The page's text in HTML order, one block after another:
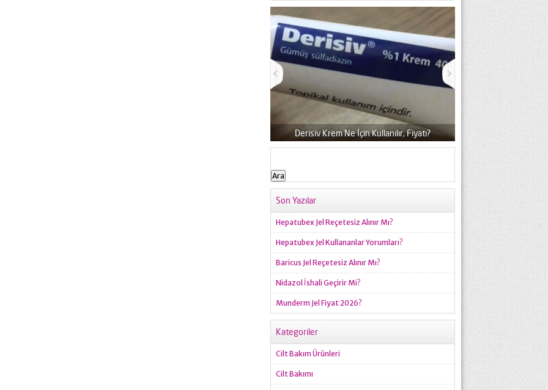
Derisiv Krem Ne İçin Kullanılır, Fiyatı? Hamazinc Krem Neye Yarar, Fiyatı Nedir?
Arama:
Son Yazılar
Hepatubex Jel Reçetesiz Alınır Mı?
Hepatubex Jel Kullananlar Yorumları?
Baricus Jel Reçetesiz Alınır Mı?
Nidazol İshali Geçirir Mi?
Munderm Jel Fiyat 2026?
Kategoriler
Cilt Bakım Ürünleri
Cilt Bakımı